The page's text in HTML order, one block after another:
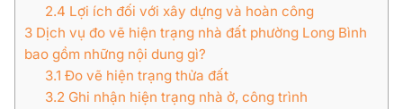
2.4 Lợi ích đối với xây dựng và hoàn công
3 Dịch vụ đo vẽ hiện trạng nhà đất phường Long Bình
bao gồm những nội dung gì?
3.1 Đo vẽ hiện trạng thửa đất
3.2Ghi nhận hiện trạng nhà ở, công trình